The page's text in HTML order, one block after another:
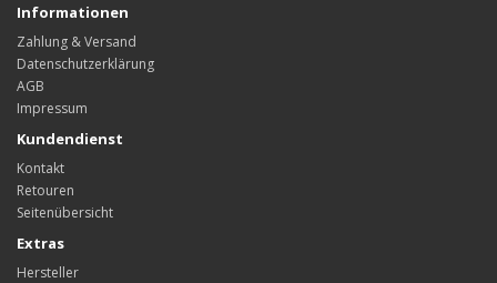
Informationen
Zahlung & Versand
Datenschutzerklärung
AGB
Impressum
Kundendienst
Kontakt
Retouren
Seitenübersicht
Extras
Hersteller